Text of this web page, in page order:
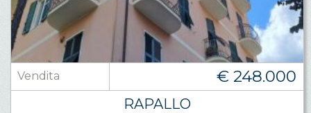
Vendita € 248.000
RAPALLO